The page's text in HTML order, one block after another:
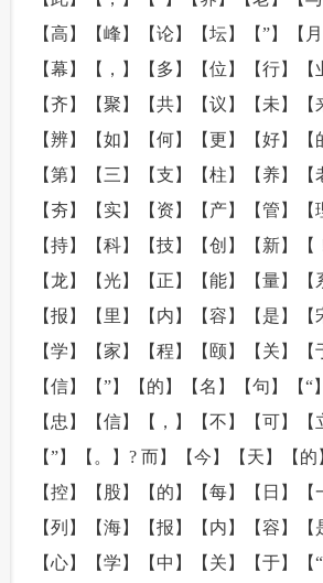
【高】【峰】【论】【坛】【”】【
【幕】【，】【多】【位】【行】【
【齐】【聚】【共】【议】【未】【
【辨】【如】【何】【更】【好】【
【第】【三】【支】【柱】【养】【
【夯】【实】【资】【产】【管】【
【持】【科】【技】【创】【新】【
【龙】【光】【正】【能】【量】【
【报】【里】【内】【容】【是】【
【学】【家】【程】【颐】【关】【
【信】【”】【的】【名】【句】【“
【忠】【信】【，】【不】【可】【
【”】【。】? 而】【今】【天】【的
【控】【股】【的】【每】【日】【
【列】【海】【报】【内】【容】【
【心】【学】【中】【关】【于】【